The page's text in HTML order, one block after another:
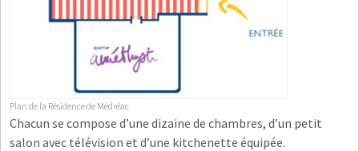
Plan de la Résidence de Médréac
Chacun se compose d’une dizaine de chambres, d’un petit
salon avec télévision et d’une kitchenette équipée.